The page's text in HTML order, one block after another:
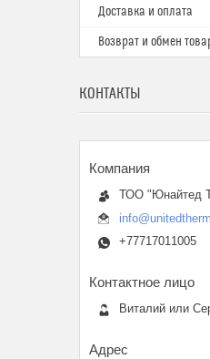
Доставка и оплата
Возврат и обмен
КОНТАКТЫ
ТОО "Юнайтед
+77717011005
Виталий или